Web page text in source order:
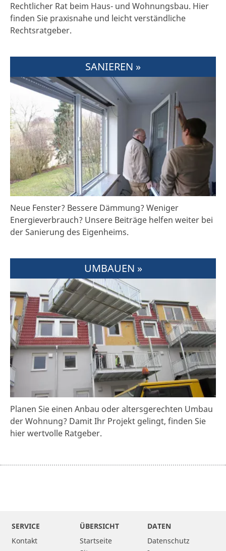
Rechtlicher Rat beim Haus- und Wohnungsbau. Hier
finden Sie praxisnahe und leicht verständliche
Rechtsratgeber.
SANIEREN »
Neue Fenster? Bessere Dämmung? Weniger
Energieverbrauch? Unsere Beiträge helfen weiter bei
der Sanierung des Eigenheims.
UMBAUEN »
Planen Sie einen Anbau oder altersgerechten Umbau
der Wohnung? Damit Ihr Projekt gelingt, finden Sie
hier wertvolle Ratgeber.
SERVICE
Kontakt
ÜBERSICHT
Startseite
DATEN
Datenschutz